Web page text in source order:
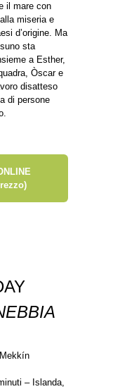
il mare con
miseria e
d’origine. Ma
sta
a Esther,
Òscar e
disatteso
di persone
– Islanda,